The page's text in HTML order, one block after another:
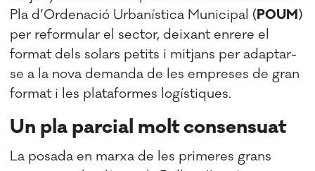
Pla d’Ordenació Urbanística Municipal (POUM)
per reformular el sector, deixant enrere el
format dels solars petits i mitjans per adaptar-
se a la nova demanda de les empreses de gran
format i les plataformes logístiques.
Un pla parcial molt consensuat
La posada en marxa de les primeres grans